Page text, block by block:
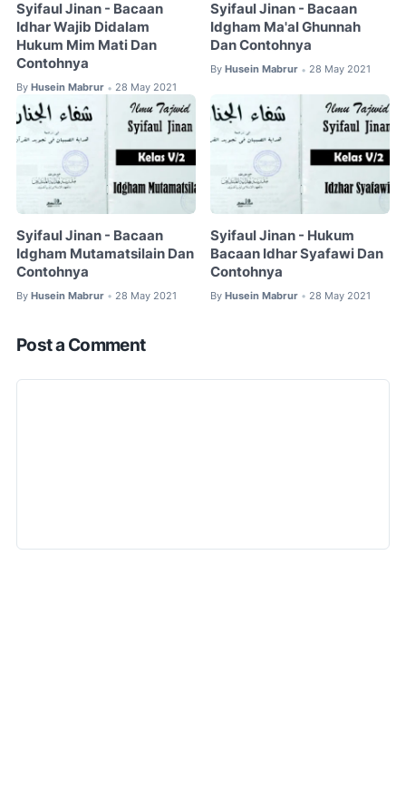
Syifaul Jinan - Bacaan
Idhar Wajib Didalam
Hukum Mim Mati Dan
Contohnya
By Husein Mabrur • 28 May 2021
Syifaul Jinan - Bacaan
Idgham Ma'al Ghunnah
Dan Contohnya
By Husein Mabrur • 28 May 2021
Syifaul Jinan - Bacaan
Idgham Mutamatsilain Dan
Contohnya
By Husein Mabrur • 28 May 2021
Syifaul Jinan - Hukum
Bacaan Idhar Syafawi Dan
Contohnya
By Husein Mabrur • 28 May 2021
Post a Comment